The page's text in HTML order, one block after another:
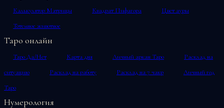
Калькулятор Матрицы Квадрат Пифагора
Цвет ауры
Тотемное животное
Таро онлайн
Таро Да/Нет Карта дня Личный аркан Таро
Расклад на
ситуацию
Расклад на работу Расклад на 7 чакр
Личный год
Таро
Нумерология